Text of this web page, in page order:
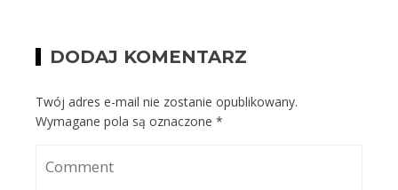
DODAJ KOMENTARZ
Twój adres e-mail nie zostanie opublikowany.
Wymagane pola są oznaczone *